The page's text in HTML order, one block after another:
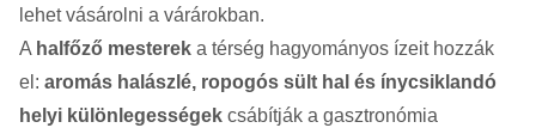
lehet vásárolni a várárokban.
A halfőző mesterek a térség hagyományos ízeit hozzák
el: aromás halászlé, ropogós sült hal és ínycsiklandó
helyi különlegességek csábítják a gasztronómia